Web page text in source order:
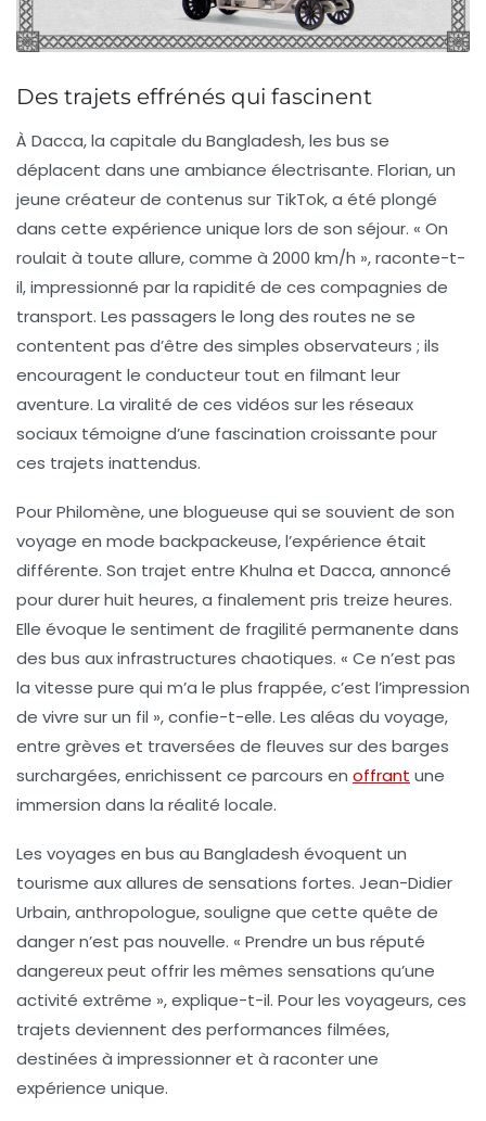
Des trajets effrénés qui fascinent
À Dacca, la capitale du Bangladesh, les bus se
déplacent dans une ambiance électrisante. Florian, un
jeune créateur de contenus sur TikTok, a été plongé
dans cette expérience unique lors de son séjour. « On
roulait à toute allure, comme à 2000 km/h », raconte-t-
il, impressionné par la rapidité de ces compagnies de
transport. Les passagers le long des routes ne se
contentent pas d’être des simples observateurs ; ils
encouragent le conducteur tout en filmant leur
aventure. La viralité de ces vidéos sur les réseaux
sociaux témoigne d’une fascination croissante pour
ces trajets inattendus.
Pour Philomène, une blogueuse qui se souvient de son
voyage en mode backpackeuse, l’expérience était
différente. Son trajet entre Khulna et Dacca, annoncé
pour durer huit heures, a finalement pris treize heures.
Elle évoque le sentiment de fragilité permanente dans
des bus aux infrastructures chaotiques. « Ce n’est pas
la vitesse pure qui m’a le plus frappée, c’est l’impression
de vivre sur un fil », confie-t-elle. Les aléas du voyage,
entre grèves et traversées de fleuves sur des barges
surchargées, enrichissent ce parcours en offrant une
immersion dans la réalité locale.
Les voyages en bus au Bangladesh évoquent un
tourisme aux allures de sensations fortes. Jean-Didier
Urbain, anthropologue, souligne que cette quête de
danger n’est pas nouvelle. « Prendre un bus réputé
dangereux peut offrir les mêmes sensations qu’une
activité extrême », explique-t-il. Pour les voyageurs, ces
trajets deviennent des performances filmées,
destinées à impressionner et à raconter une
expérience unique.